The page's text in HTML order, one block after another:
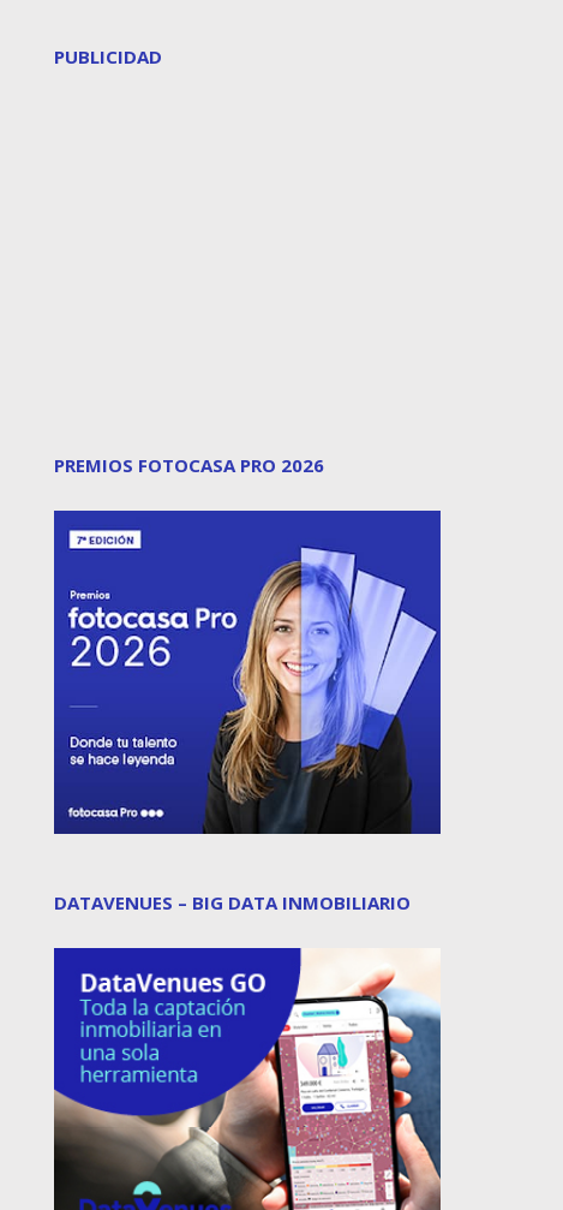
PUBLICIDAD
PREMIOS FOTOCASA PRO 2026
DATAVENUES – BIG DATA INMOBILIARIO